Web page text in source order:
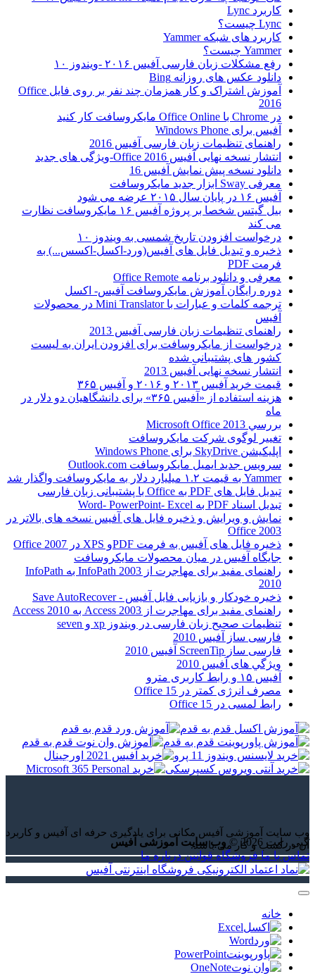
کاربرد Lync
Lync چیست؟
کاربرد های شبکه Yammer
Yammer چیست؟
رفع مشکلات زبان فارسی آفیس ۲۰۱۶ -ویندوز ۱۰
دانلود عکس های روزانه Bing
آموزش اشتراک و کار همزمان چند نفر بر روی فایل Office
2016
در Chrome با Office Online مایکروسافت کار کنید
آفیس برای Windows Phone
راهنمای تنظیمات زبان فارسی آفیس 2016
انتشار نسخه نهایی آفیس Office 2016-ویژگی های جدید
دانلود نسخه پیش نمایش آفیس 16
معرفی Sway ابزار جدید مایکروسافت
آفیس ۱۶ در پایان سال ۲۰۱۵ عرضه می شود
بیل گیتس شخصا بر پروژه آفیس ۱۶ مایکروسافت نظارت
می کند
درخواست افزودن تاریخ شمسی به ویندوز ۱۰
ذخیره و تبدیل فایل های آفیس(ورد-اکسل-اکسس...) به
فرمت PDF
معرفی و دانلود برنامه Office Remote
دوره رایگان آموزش مایکروسافت آفیس- اکسل
ترجمه کلمات و عبارات با Mini Translator در محصولات
آفیس
راهنمای تنظیمات زبان فارسی آفیس 2013
درخواست از مایکروسافت برای افزودن ایران به لیست
کشور های پشتیبانی شده
انتشار نسخه نهایی آفیس 2013
قیمت خرید آفیس ۲۰۱۳ و ۲۰۱۶ و آفیس ۳۶۵
هزینه استفاده از «آفیس ۳۶۵» برای دانشگاهیان دو دلار در
ماه
بررسي Microsoft Office 2013
تغییر لوگوی شرکت مایکروسافت
اپلیکیشن SkyDrive برای Windows Phone
سرویس جدید ایمیل مایکروسافت Outlook.com
Yammer به قیمت ۱.۲ میلیارد دلار به مایکروسافت واگذار شد
تبدیل فایل های PDF به Office با پشتیبانی زبان فارسی
تبدیل اسناد PDF به Word- PowerPoint- Excel
نمایش و ویرایش و ذخیره فایل های آفیس نسخه های بالاتر در
Office 2003
ذخیره فایل های آفیس به فرمت PDFو XPS در Office 2007
جایگاه آفیس در میان محصولات مایکروسافت
راهنمای مفید برای مهاجرت از InfoPath 2003 به InfoPath
2010
ذخیره خودکار و بازیابی فایل آفیس - Save AutoRecover
راهنمای مفید برای مهاجرت از Access 2003 به Access 2010
تنظیمات صحیح زبان فارسی در ویندوز xp و seven
فارسی ساز آفیس 2010
فارسی ساز ScreenTip آفیس 2010
ويژگي های آفيس 2010
آفیس ۱۵ و رابط کاربری مترو
مصرف انرژی کمتر در Office 15
رابط لمسی در Office 15
وب سایت آموزشی آفیس مکانی برای یادگیری حرفه ای آفیس و کاربرد
آن در کسب و کار می باشد.
کپی رایت 2026 ©
وب سایت آموزشی آفیس
تماس با ما فروشگاه قوانین درباره ما
خانه
Excel
Word
PowerPoint
OneNote